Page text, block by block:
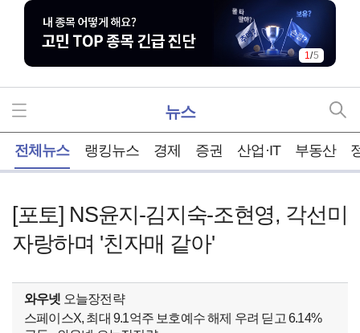
1/5
뉴스
전체뉴스 랭킹뉴스 경제 증권 산업·IT 부동산
[포토] NS윤지-김지숙-조현영, 각선미
자랑하며 '친자매 같아'
와우넷 오늘장전략
스페이스X, 최대 9.1억주 보호예수 해제 우려 딛고 6.14%